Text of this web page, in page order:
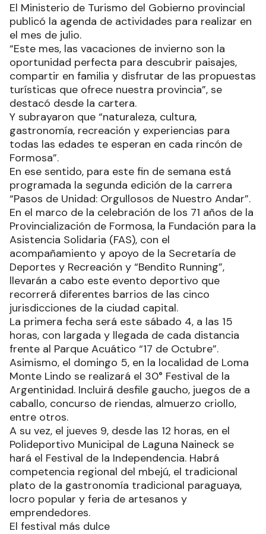
El Ministerio de Turismo del Gobierno provincial
publicó la agenda de actividades para realizar en
el mes de julio.
“Este mes, las vacaciones de invierno son la
oportunidad perfecta para descubrir paisajes,
compartir en familia y disfrutar de las propuestas
turísticas que ofrece nuestra provincia”, se
destacó desde la cartera.
Y subrayaron que “naturaleza, cultura,
gastronomía, recreación y experiencias para
todas las edades te esperan en cada rincón de
Formosa”.
En ese sentido, para este fin de semana está
programada la segunda edición de la carrera
“Pasos de Unidad: Orgullosos de Nuestro Andar”.
En el marco de la celebración de los 71 años de la
Provincialización de Formosa, la Fundación para la
Asistencia Solidaria (FAS), con el
acompañamiento y apoyo de la Secretaría de
Deportes y Recreación y “Bendito Running”,
llevarán a cabo este evento deportivo que
recorrerá diferentes barrios de las cinco
jurisdicciones de la ciudad capital.
La primera fecha será este sábado 4, a las 15
horas, con largada y llegada de cada distancia
frente al Parque Acuático “17 de Octubre”.
Asimismo, el domingo 5, en la localidad de Loma
Monte Lindo se realizará el 30° Festival de la
Argentinidad. Incluirá desfile gaucho, juegos de a
caballo, concurso de riendas, almuerzo criollo,
entre otros.
A su vez, el jueves 9, desde las 12 horas, en el
Polideportivo Municipal de Laguna Naineck se
hará el Festival de la Independencia. Habrá
competencia regional del mbejú, el tradicional
plato de la gastronomía tradicional paraguaya,
locro popular y feria de artesanos y
emprendedores.
El festival más dulce